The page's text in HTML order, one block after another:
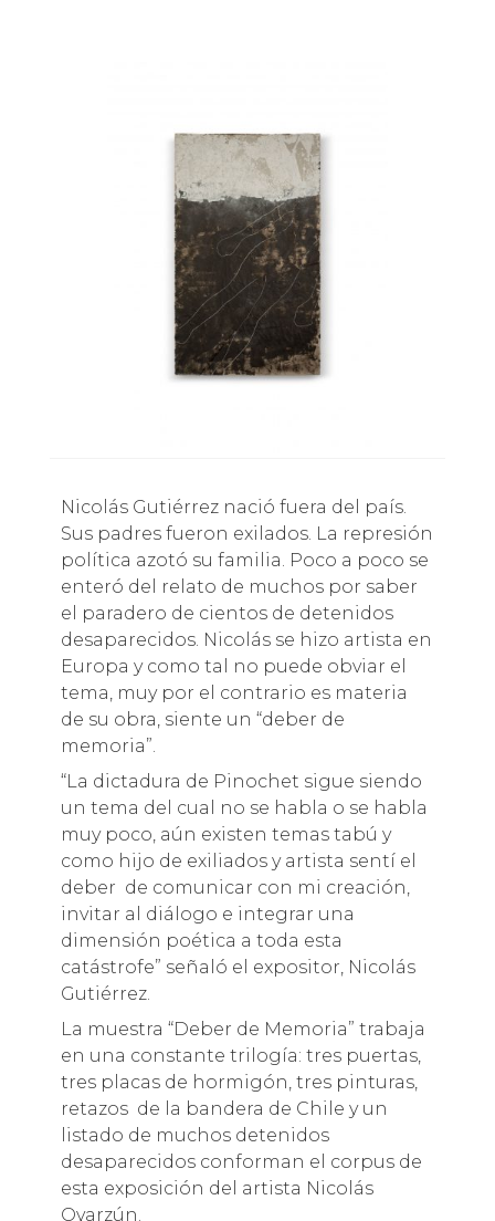
Nicolás Gutiérrez nació fuera del país.
Sus padres fueron exilados. La represión
política azotó su familia. Poco a poco se
enteró del relato de muchos por saber
el paradero de cientos de detenidos
desaparecidos. Nicolás se hizo artista en
Europa y como tal no puede obviar el
tema, muy por el contrario es materia
de su obra, siente un “deber de
memoria”.
“La dictadura de Pinochet sigue siendo
un tema del cual no se habla o se habla
muy poco, aún existen temas tabú y
como hijo de exiliados y artista sentí el
deber de comunicar con mi creación,
invitar al diálogo e integrar una
dimensión poética a toda esta
catástrofe” señaló el expositor, Nicolás
Gutiérrez.
La muestra “Deber de Memoria” trabaja
en una constante trilogía: tres puertas,
tres placas de hormigón, tres pinturas,
retazos de la bandera de Chile y un
listado de muchos detenidos
desaparecidos conforman el corpus de
esta exposición del artista Nicolás
Oyarzún.